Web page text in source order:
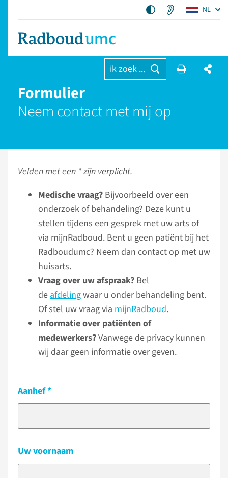
NL
ik zoek ...
Formulier
Neem contact met mij op
Velden met een * zijn verplicht.
Medische vraag? Bijvoorbeeld over een
onderzoek of behandeling? Deze kunt u
stellen tijdens een gesprek met uw arts of
via mijnRadboud. Bent u geen patiënt bij het
Radboudumc? Neem dan contact op met uw
huisarts.
Vraag over uw afspraak? Bel
deafdelingwaar u onder behandeling bent.
Of stel uw vraag via mijnRadboud.
Informatie over patiënten of
medewerkers?Vanwege de privacy kunnen
wij daar geen informatie over geven.
Aanhef
Uw voornaam